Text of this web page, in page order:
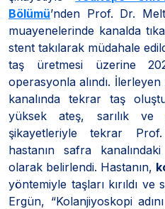
Bölümü’nden Prof. Dr.
muayenelerinde kanalda
stent takılarak müdahale
taş üretmesi üzerine
operasyonla alındı.
kanalında tekrar taş
yüksek ateş, sarılık ve
şikayetleriyle tekrar
hastanın safra
olarak belirlendi. Hastanın,
yöntemiyle taşları kırıldı ve
Ergün, “Kolanjiyoskopi